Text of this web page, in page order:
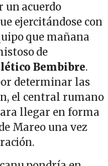
un acuerdo
ejercitándose con
que mañana
de
Bembibre.
determinar las
el central rumano
llegar en forma
Mareo una vez